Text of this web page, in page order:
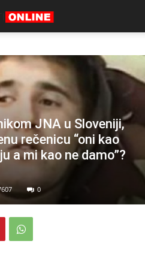
JNA u Sloveniji,
rečenicu “oni kao
a mi kao ne damo”?
0